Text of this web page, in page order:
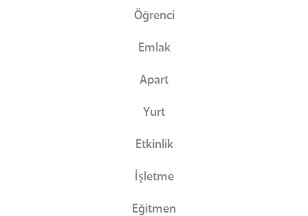
Öğrenci
Emlak
Apart
Yurt
Etkinlik
İşletme
Eğitmen